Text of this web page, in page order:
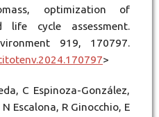
optimization of
life cycle assessment.
919, 170797.
>
C Espinoza-González,
Escalona, R Ginocchio, E